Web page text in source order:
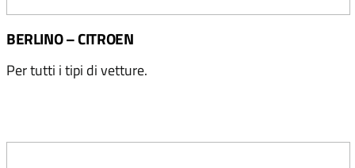
BERLINO – CITROEN
Per tutti i tipi di vetture.